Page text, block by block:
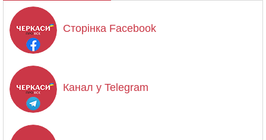
Сторінка Facebook
Канал у Telegram